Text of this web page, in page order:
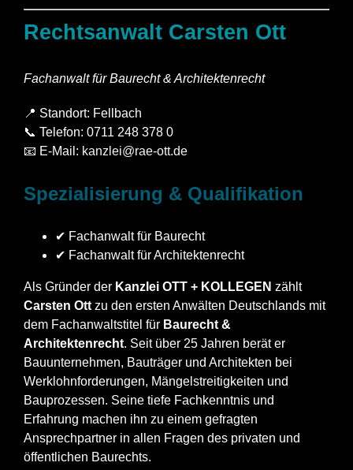
Rechtsanwalt Carsten Ott
Fachanwalt für Baurecht & Architektenrecht
📍 Standort: Fellbach
📞 Telefon: 0711 248 378 0
📧 E-Mail: kanzlei@rae-ott.de
Spezialisierung & Qualifikation
✔ Fachanwalt für Baurecht
✔ Fachanwalt für Architektenrecht
Als Gründer der Kanzlei OTT + KOLLEGEN zählt
Carsten Ott zu den ersten Anwälten Deutschlands mit
dem Fachanwaltstitel für Baurecht &
Architektenrecht. Seit über 25 Jahren berät er
Bauunternehmen, Bauträger und Architekten bei
Werklohnforderungen, Mängelstreitigkeiten und
Bauprozessen. Seine tiefe Fachkenntnis und
Erfahrung machen ihn zu einem gefragten
Ansprechpartner in allen Fragen des privaten und
öffentlichen Baurechts.